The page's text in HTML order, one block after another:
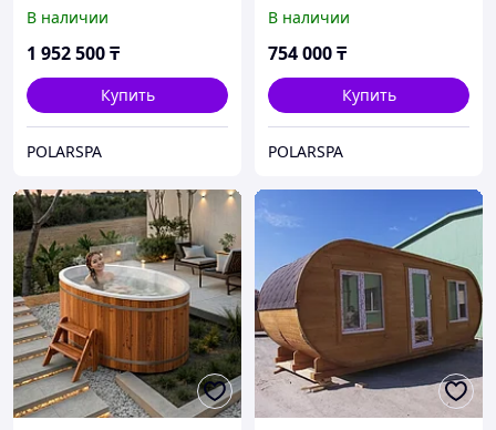
В наличии
1 952 500₸
Купить
POLARSPA
POLARSPA
В наличии
754 000₸
Купить
POLARSPA